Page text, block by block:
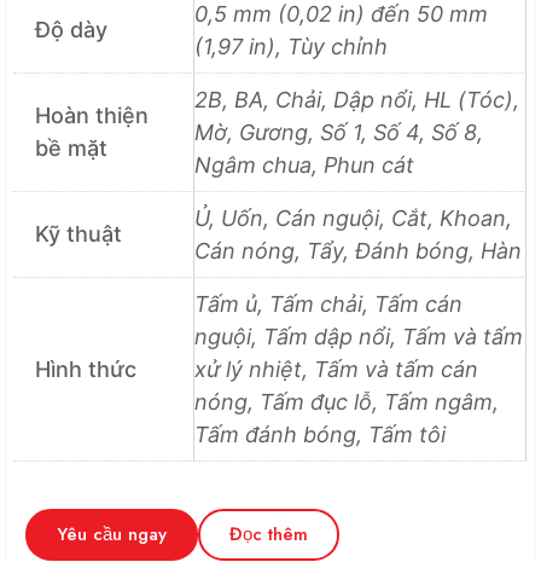
Độ dày
0,5 mm (0,02 in) đến 50 mm
(1,97 in), Tùy chỉnh
Hoàn thiện
bề mặt
2B, BA, Chải, Dập nổi, HL (Tóc),
Mờ, Gương, Số 1, Số 4, Số 8,
Ngâm chua, Phun cát
Kỹ thuật
Ủ, Uốn, Cán nguội, Cắt, Khoan,
Cán nóng, Tẩy, Đánh bóng, Hàn
Hình thức
Tấm ủ, Tấm chải, Tấm cán
nguội, Tấm dập nổi, Tấm và tấm
xử lý nhiệt, Tấm và tấm cán
nóng, Tấm đục lỗ, Tấm ngâm,
Tấm đánh bóng, Tấm tôi
Yêu cầu ngay Đọc thêm